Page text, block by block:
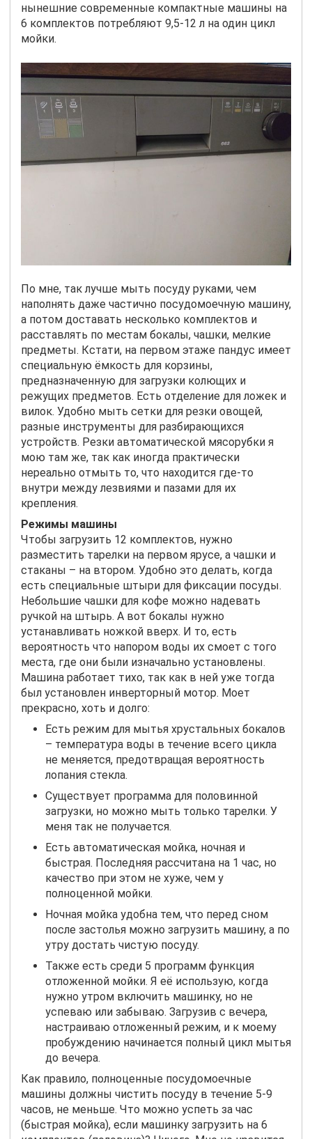
нынешние современные компактные машины на
6 комплектов потребляют 9,5-12 л на один цикл
мойки.
По мне, так лучше мыть посуду руками, чем
наполнять даже частично посудомоечную машину,
а потом доставать несколько комплектов и
расставлять по местам бокалы, чашки, мелкие
предметы. Кстати, на первом этаже пандус имеет
специальную ёмкость для корзины,
предназначенную для загрузки колющих и
режущих предметов. Есть отделение для ложек и
вилок. Удобно мыть сетки для резки овощей,
разные инструменты для разбирающихся
устройств. Резки автоматической мясорубки я
мою там же, так как иногда практически
нереально отмыть то, что находится где-то
внутри между лезвиями и пазами для их
крепления.
Режимы машины
Чтобы загрузить 12 комплектов, нужно
разместить тарелки на первом ярусе, а чашки и
стаканы – на втором. Удобно это делать, когда
есть специальные штыри для фиксации посуды.
Небольшие чашки для кофе можно надевать
ручкой на штырь. А вот бокалы нужно
устанавливать ножкой вверх. И то, есть
вероятность что напором воды их смоет с того
места, где они были изначально установлены.
Машина работает тихо, так как в ней уже тогда
был установлен инверторный мотор. Моет
прекрасно, хоть и долго:
Есть режим для мытья хрустальных бокалов
– температура воды в течение всего цикла
не меняется, предотвращая вероятность
лопания стекла.
Существует программа для половинной
загрузки, но можно мыть только тарелки. У
меня так не получается.
Есть автоматическая мойка, ночная и
быстрая. Последняя рассчитана на 1 час, но
качество при этом не хуже, чем у
полноценной мойки.
Ночная мойка удобна тем, что перед сном
после застолья можно загрузить машину, а по
утру достать чистую посуду.
Также есть среди 5 программ функция
отложенной мойки. Я её использую, когда
нужно утром включить машинку, но не
успеваю или забываю. Загрузив с вечера,
настраиваю отложенный режим, и к моему
пробуждению начинается полный цикл мытья
до вечера.
Как правило, полноценные посудомоечные
машины должны чистить посуду в течение 5-9
часов, не меньше. Что можно успеть за час
(быстрая мойка), если машинку загрузить на 6